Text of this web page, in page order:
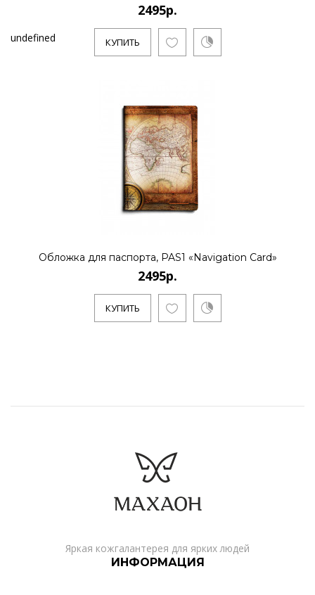
2495р.
КУПИТЬ
undefined
Обложка для паспорта, PAS1 «Navigation Card»
2495р.
КУПИТЬ
Яркая кожгалантерея для ярких людей
ИНФОРМАЦИЯ